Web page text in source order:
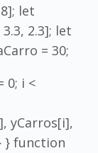
let
2.3]; let
= 30;
0; i <
yCarros[i],
} function